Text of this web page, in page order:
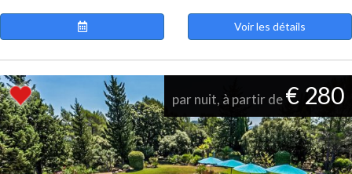
Voir les détails
par nuit, à partir de€ 280